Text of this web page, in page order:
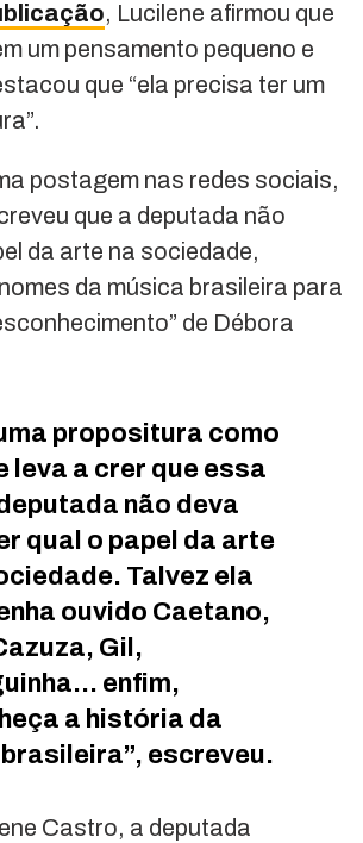
, Lucilene afirmou que
um pensamento pequeno e
que “ela precisa ter um
postagem nas redes sociais,
que a deputada não
da arte na sociedade,
da música brasileira para
de Débora
propositura como
leva a crer que essa
deputada não deva
qual o papel da arte
Talvez ela
ouvido Caetano,
Gil,
enfim,
a história da
escreveu.
Castro, a deputada